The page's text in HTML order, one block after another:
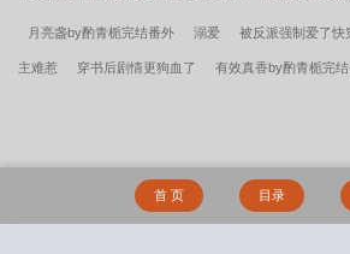
月亮盏by酌青栀完结番外 溺爱 被反派强制爱了快
主难惹 穿书后剧情更狗血了 有效真香by酌青栀完
我要上你by酌青栀完结番外 被反派
首 页 目录